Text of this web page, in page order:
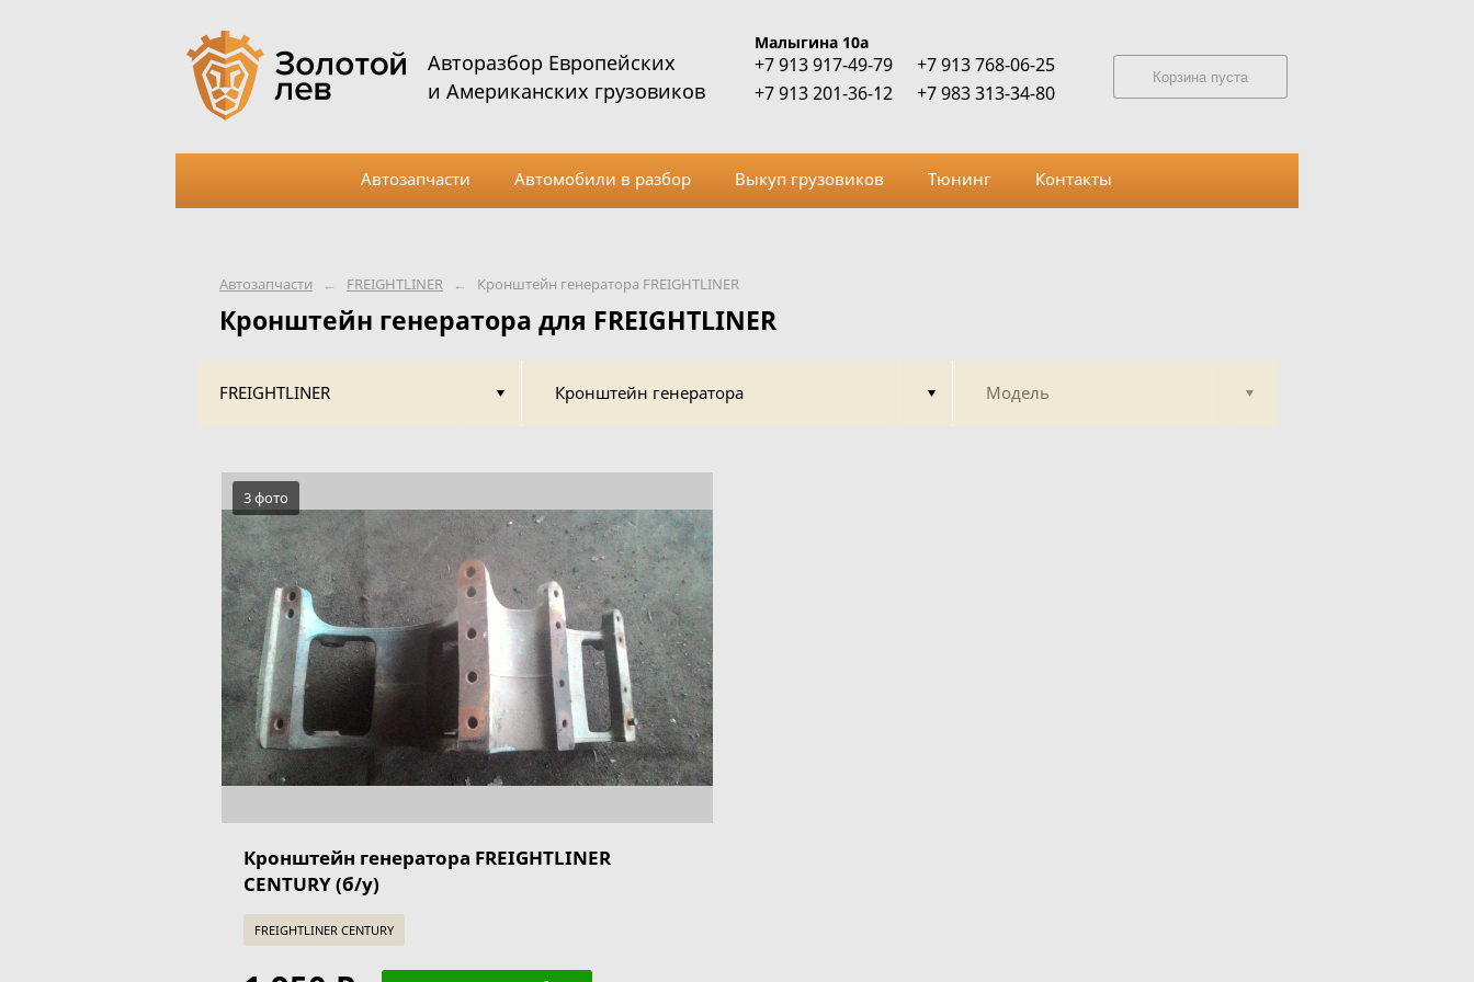
Автозапчасти ← FREIGHTLINER ← Кронштейн генератора FREIGHTLINER
Кронштейн генератора для FREIGHTLINER
FREIGHTLINER Кронштейн генератора Модель
3 фото
Кронштейн генератора FREIGHTLINER
CENTURY (б/у)
FREIGHTLINER CENTURY
Авторазбор Европейских
и Американских грузовиков
Малыгина 10а
+7 913 917-49-79
+7 913 201-36-12
+7 913 768-06-25
+7 983 313-34-80
Корзина пуста
Автозапчасти Автомобили в разбор Выкуп грузовиков Тюнинг Контакты